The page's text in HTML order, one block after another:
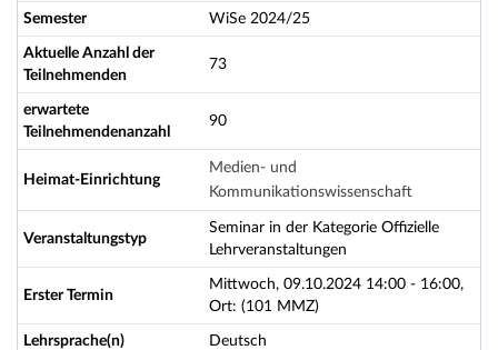
Semester WiSe 2024/25
Aktuelle Anzahl der
Teilnehmenden
73
erwartete
Teilnehmendenanzahl
90
Heimat-Einrichtung
Medien- und
Kommunikationswissenschaft
Veranstaltungstyp
Seminar in der Kategorie Offizielle
Lehrveranstaltungen
Erster Termin
Mittwoch, 09.10.2024 14:00 - 16:00,
Ort: (101 MMZ)
Lehrsprache(n) Deutsch